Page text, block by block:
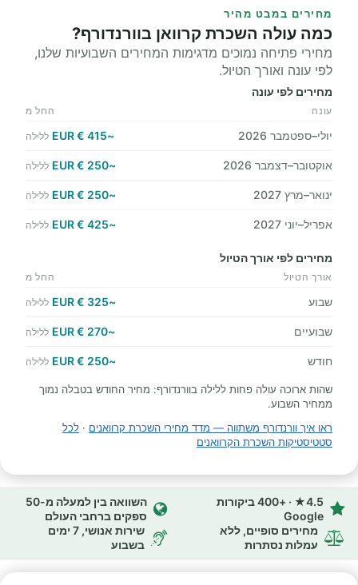
מחירים במבט מהיר
כמה עולה השכרת קרוואן בוורנדורף?
מחירי פתיחה נמוכים מדגימות המחירים השבועיות שלנו,
לפי עונה ואורך הטיול.
מחירים לפי עונה
עונה החל מ
יולי–ספטמבר 2026 ~415 € EUR ללילה
אוקטובר–דצמבר 2026 ~250 € EUR ללילה
ינואר–מרץ 2027 ~250 € EUR ללילה
אפריל–יוני 2027 ~425 € EUR ללילה
מחירים לפי אורך הטיול
אורך הטיול החל מ
שבוע ~325 € EUR ללילה
שבועיים ~270 € EUR ללילה
חודש ~250 € EUR ללילה
שהות ארוכה עולה פחות ללילה בוורנדורף: מחיר החודש בטבלה נמוך
ממחיר השבוע.
ראו איך וורנדורף משתווה — מדד מחירי השכרת קרוואנים · לכל
סטטיסטיקות השכרת הקרוואנים
4.5★ · +400 ביקורות
Google
השוואה בין למעלה מ-50
ספקים ברחבי העולם
מחירים סופיים, ללא
עמלות נסתרות
שירות אנושי, 7 ימים
בשבוע